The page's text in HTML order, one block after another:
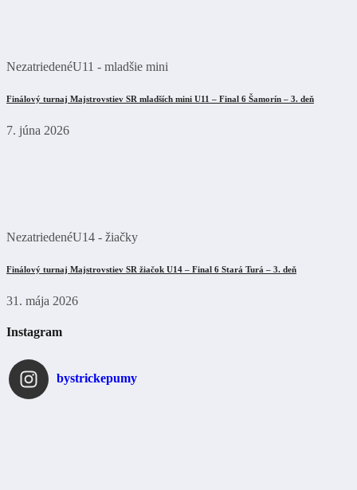
NezatriedenéU11 - mladšie mini
Finálový turnaj Majstrovstiev SR mladších mini U11 – Final 6 Šamorín – 3. deň
7. júna 2026
NezatriedenéU14 - žiačky
Finálový turnaj Majstrovstiev SR žiačok U14 – Final 6 Stará Turá – 3. deň
31. mája 2026
Instagram
bystrickepumy